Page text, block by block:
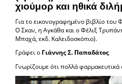
χιούμορ και ηθικά
Για το εικονογραφημένο βιβλίο
Ο Σκαν, η Αγκάθα και ο Φέλιξ
Μπαχά, εκδ. Καλειδοσκόπιο).
Γράφει ο Γιάννης Σ. Παπαδάτος
Γνωρίζουμε ότι πολλά φαρμακευτικά